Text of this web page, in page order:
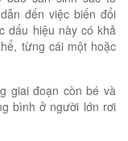
đến việc biến đổi
dấu hiệu này có khả
từng cái một hoặc
giai đoạn còn bé và
bình ở người lớn rơi